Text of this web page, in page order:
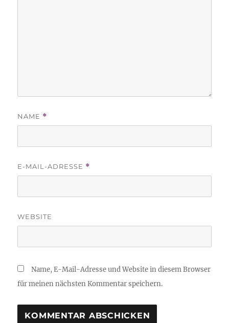
NAME *
E-MAIL-ADRESSE *
WEBSITE
Name, E-Mail-Adresse und Website in diesem Browser
für meinen nächsten Kommentar speichern.